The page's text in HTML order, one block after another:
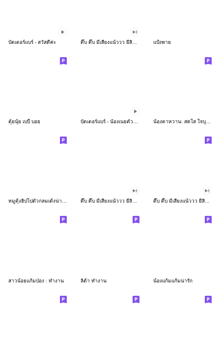
บัตเตอร์แบร์ - สวัสดีค่ะ แป้งพาย
ตุ้ยนุ้ย เบบี้ บอย น้องตาหวาน: สดใส ใจบุญ (สีพาสเทล)
หมูดุ้งฮิปโปตัวกลมเด้งน่ารัก ดึ๊บ ดึ๊บ มีเสียงแน้ววว ยี่สิบเจ็ด ดึ๊บ ดึ๊บ มีเสียงแน้ววว ยี่สิบหก
สาวน้อยแก้มป่อง : ทำงาน ลิต้า ทำงาน น้องแก้มแก้มน่ารัก